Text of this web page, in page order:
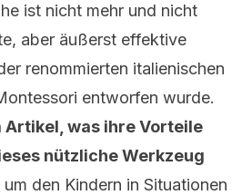
ist nicht mehr und nicht
aber äußerst effektive
renommierten italienischen
entworfen wurde.
Artikel, was ihre Vorteile
nützliche Werkzeug
um den Kindern in Situationen